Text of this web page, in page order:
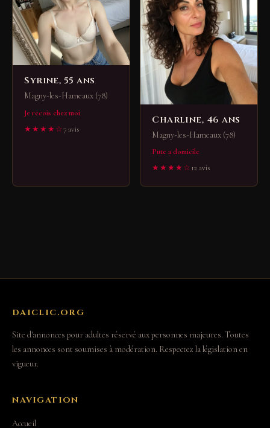
Syrine, 55 ans
Magny-les-Hameaux (78)
Je recois chez moi
★★★★☆7 avis
Charline, 46 ans
Magny-les-Hameaux (78)
Pute a domicile
★★★★☆12 avis
DAICLIC.ORG
Site d'annonces pour adultes réservé aux personnes majeures. Toutes
les annonces sont soumises à modération. Respectez la législation en
vigueur.
NAVIGATION
Accueil